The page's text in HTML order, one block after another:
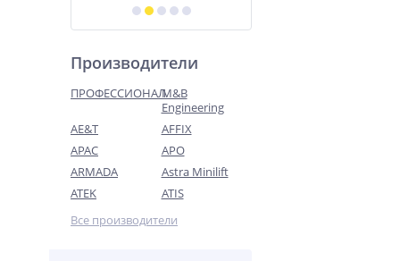
Производители
ПРОФЕССИОНАЛM&B
Engineering
AE&T
AFFIX
APAC
APO
ARMADA
Astra Minilift
ATEK
ATIS
Все производители